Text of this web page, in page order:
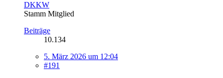
DKKW
Stamm Mitglied
Beiträge
10.134
5. März 2026 um 12:04
#191